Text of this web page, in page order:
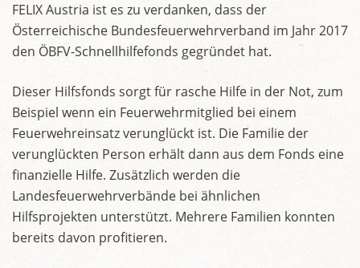
FELIX Austria ist es zu verdanken, dass der
Österreichische Bundesfeuerwehrverband im Jahr 2017
den ÖBFV-Schnellhilfefonds gegründet hat.
Dieser Hilfsfonds sorgt für rasche Hilfe in der Not, zum
Beispiel wenn ein Feuerwehrmitglied bei einem
Feuerwehreinsatz verunglückt ist. Die Familie der
verunglückten Person erhält dann aus dem Fonds eine
finanzielle Hilfe. Zusätzlich werden die
Landesfeuerwehrverbände bei ähnlichen
Hilfsprojekten unterstützt. Mehrere Familien konnten
bereits davon profitieren.